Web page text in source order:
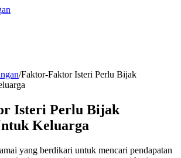
/Faktor-Faktor Isteri Perlu Bijak
Isteri Perlu Bijak
Keluarga
yang berdikari untuk mencari pendapatan